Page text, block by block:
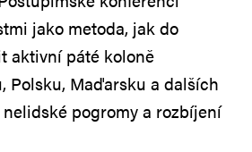
jako metoda, jak do
aktivní páté koloně
Polsku, Maďarsku a dalších
pogromy a rozbíjení